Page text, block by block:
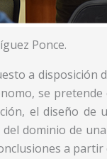
Ponce.
a disposición
se
el diseño de
dominio de
a partir